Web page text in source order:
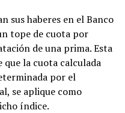
sus haberes en el Banco
tope de cuota por
de una prima. Esta
que la cuota calculada
por el
se aplique como
índice.